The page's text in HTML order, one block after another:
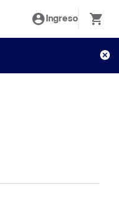
Ingreso